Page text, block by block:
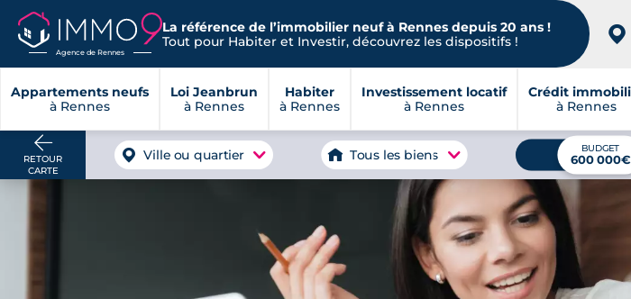
Agence de Rennes
La référence de l’immobilier neuf à Rennes depuis 20 ans !
Tout pour Habiter et Investir, découvrez les dispositifs !
📍
Appartements neufs
à Rennes
Loi Jeanbrun
à Rennes
Habiter
à Rennes
Investissement locatif
à Rennes
Crédit
à Rennes
RETOUR
CARTE
Ville ou quartier Tous les biens BUDGET
600 000€